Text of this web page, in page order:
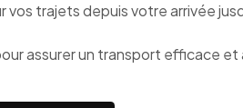
vos trajets depuis votre arrivée
assurer un transport efficace